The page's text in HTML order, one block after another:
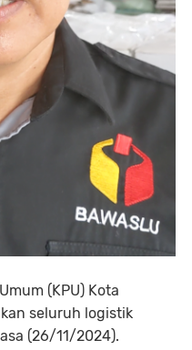
(KPU) Kota
seluruh logistik
(26/11/2024).